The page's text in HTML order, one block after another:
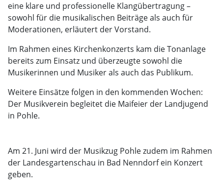
eine klare und professionelle Klangübertragung –
sowohl für die musikalischen Beiträge als auch für
Moderationen, erläutert der Vorstand.
Im Rahmen eines Kirchenkonzerts kam die Tonanlage
bereits zum Einsatz und überzeugte sowohl die
Musikerinnen und Musiker als auch das Publikum.
Weitere Einsätze folgen in den kommenden Wochen:
Der Musikverein begleitet die Maifeier der Landjugend
in Pohle.
Am 21. Juni wird der Musikzug Pohle zudem im Rahmen
der Landesgartenschau in Bad Nenndorf ein Konzert
geben.